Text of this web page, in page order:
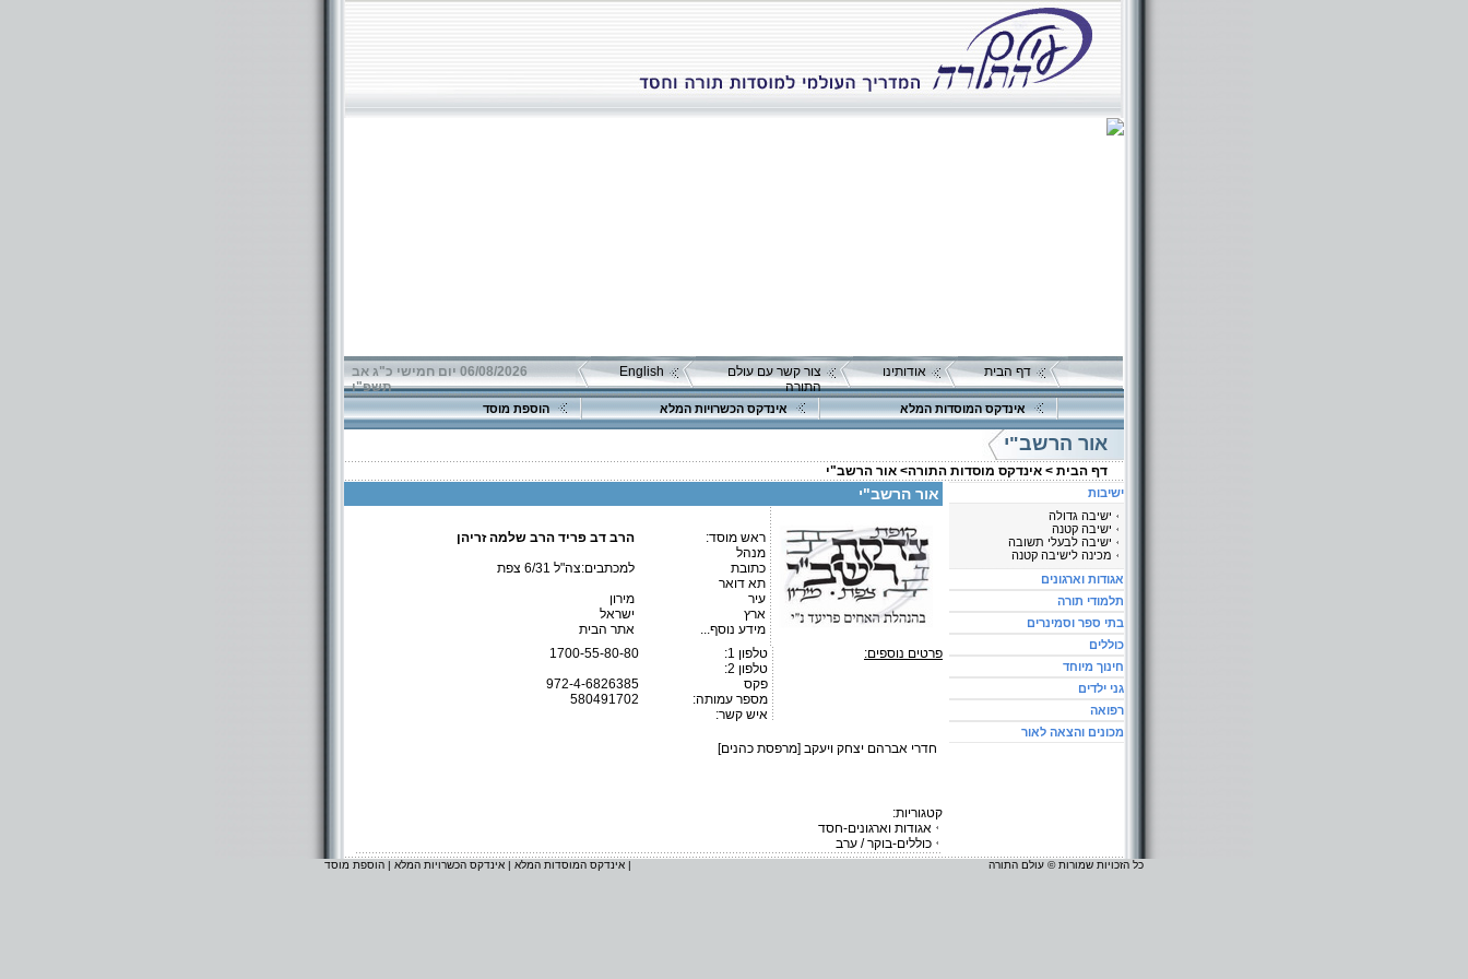
דף הבית אודותינו
צור קשר עם עולם
התורה
English
06/08/2026 יום חמישי כ"ג אב
תשפ"ו
אינדקס המוסדות המלא אינדקס הכשרויות המלא הוספת מוסד
אור הרשב"י
דף הבית > אינדקס מוסדות התורה> אור הרשב"י
אור הרשב"י
ראש מוסד:
הרב דב פריד הרב שלמה זריהן
מנהל
כתובת
למכתבים:צה"ל 6/31 צפת
תא דואר
עיר
מירון
ארץ
ישראל
מידע נוסף...
אתר הבית
פרטים נוספים:
טלפון 1:
טלפון 2:
פקס
מספר עמותה:
איש קשר:
1700-55-80-80
972-4-6826385
580491702
חדרי אברהם יצחק ויעקב [מרפסת כהנים]
קטגוריות:
אגודות וארגונים-חסד
כוללים-בוקר / ערב
ישיבות
ישיבה גדולה
ישיבה קטנה
ישיבה לבעלי תשובה
מכינה לישיבה קטנה
אגודות וארגונים
תלמודי תורה
בתי ספר וסמינרים
כוללים
חינוך מיוחד
גני ילדים
רפואה
מכונים והצאה לאור
כל הזכויות שמורות © עולם התורה אינדקס המוסדות המלא | אינדקס הכשרויות המלא | הוספת מוסד |